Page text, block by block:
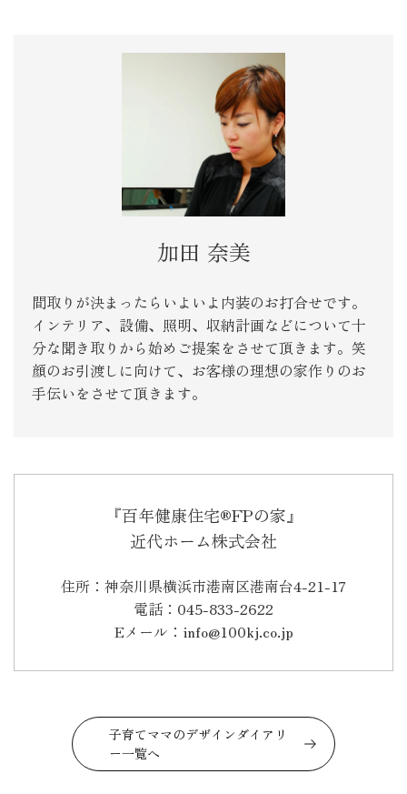
加田 奈美
間取りが決まったらいよいよ内装のお打合せです。
インテリア、設備、照明、収納計画などについて十
分な聞き取りから始めご提案をさせて頂きます。笑
顔のお引渡しに向けて、お客様の理想の家作りのお
手伝いをさせて頂きます。
『百年健康住宅®FPの家』
近代ホーム株式会社
住所：神奈川県横浜市港南区港南台4-21-17
電話：045-833-2622
Eメール：info@100kj.co.jp
子育てママのデザインダイアリ
ー一覧へ